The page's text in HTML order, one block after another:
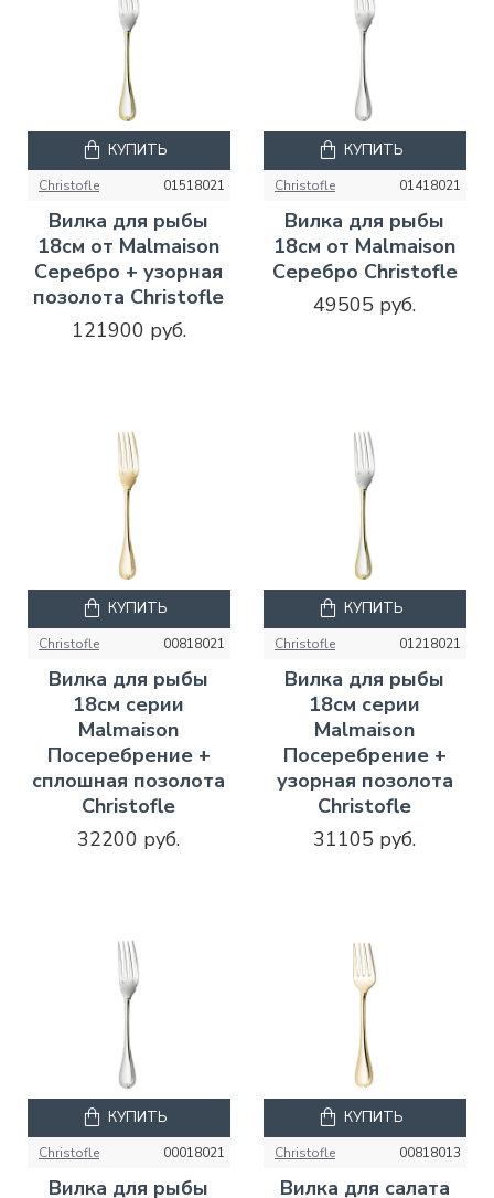
Christofle 01518021
Вилка для рыбы
18см от Malmaison
Серебро + узорная
позолота Christofle
121900 руб.
КУПИТЬ
Christofle 01418021
Вилка для рыбы
18см от Malmaison
Серебро Christofle
49505 руб.
КУПИТЬ
Christofle 00818021
Вилка для рыбы
18см серии
Malmaison
Посеребрение +
сплошная позолота
Christofle
32200 руб.
КУПИТЬ
Christofle 01218021
Вилка для рыбы
18см серии
Malmaison
Посеребрение +
узорная позолота
Christofle
31105 руб.
КУПИТЬ
Christofle 00018021
Вилка для рыбы
КУПИТЬ
Christofle 00818013
Вилка для салата
КУПИТЬ